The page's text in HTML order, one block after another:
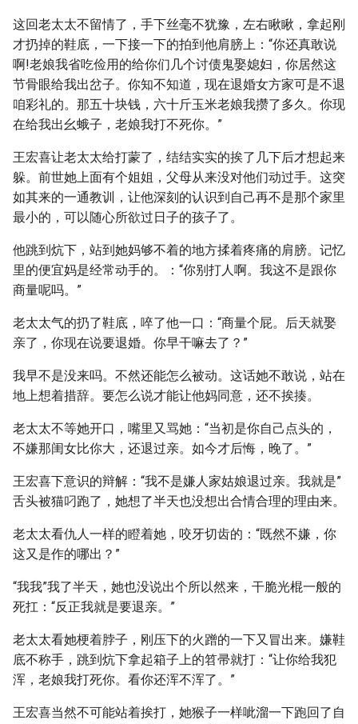
这回老太太不留情了，手下丝毫不犹豫，左右瞅瞅，拿起刚
才扔掉的鞋底，一下接一下的拍到他肩膀上：“你还真敢说
啊!老娘我省吃俭用的给你们几个讨债鬼娶媳妇，你居然这
节骨眼给我出岔子。你知不知道，现在退婚女方家可是不退
咱彩礼的。那五十块钱，六十斤玉米老娘我攒了多久。你现
在给我出幺蛾子，老娘我打不死你。”
王宏喜让老太太给打蒙了，结结实实的挨了几下后才想起来
躲。前世她上面有个姐姐，父母从来没对他们动过手。这突
如其来的一通教训，让他深刻的认识到自己再不是那个家里
最小的，可以随心所欲过日子的孩子了。
他跳到炕下，站到她妈够不着的地方揉着疼痛的肩膀。记忆
里的便宜妈是经常动手的。：“你别打人啊。我这不是跟你
商量呢吗。”
老太太气的扔了鞋底，啐了他一口：“商量个屁。后天就娶
亲了，你现在说要退婚。你早干嘛去了？”
我早不是没来吗。不然还能怎么被动。这话她不敢说，站在
地上想着措辞。要怎么说才能让他妈同意，还不挨揍。
老太太不等她开口，嘴里又骂她：“当初是你自己点头的，
不嫌那闺女比你大，还退过亲。如今才后悔，晚了。”
王宏喜下意识的辩解：“我不是嫌人家姑娘退过亲。我就是”
舌头被猫叼跑了，她想了半天也没想出合情合理的理由来。
老太太看仇人一样的瞪着她，咬牙切齿的：“既然不嫌，你
这又是作的哪出？”
“我我”我了半天，她也没说出个所以然来，干脆光棍一般的
死扛：“反正我就是要退亲。”
老太太看她梗着脖子，刚压下的火蹭的一下又冒出来。嫌鞋
底不称手，跳到炕下拿起箱子上的笤帚就打：“让你给我犯
浑，老娘我打死你。看你还浑不浑了。”
王宏喜当然不可能站着挨打，她猴子一样呲溜一下跑回了自